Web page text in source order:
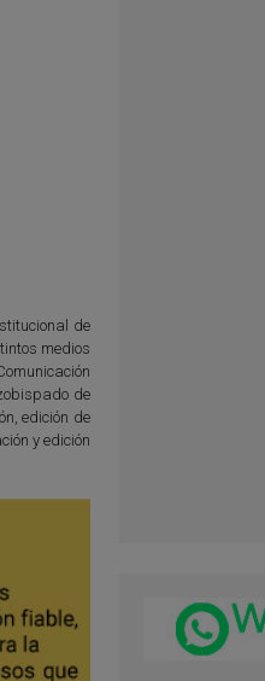
de
medios
de
edición de
y edición